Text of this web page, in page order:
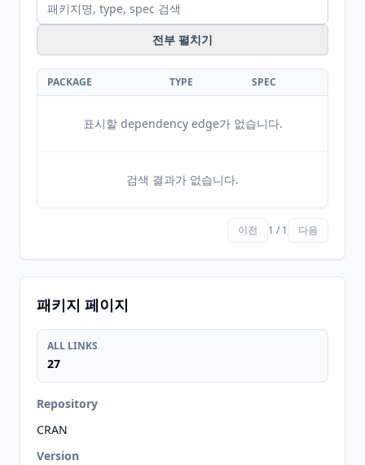
전부 펼치기
PACKAGE TYPE SPEC
표시할 dependency edge가 없습니다.
검색 결과가 없습니다.
이전 1 / 1 다음
패키지 페이지
ALL LINKS
27
Repository
CRAN
Version